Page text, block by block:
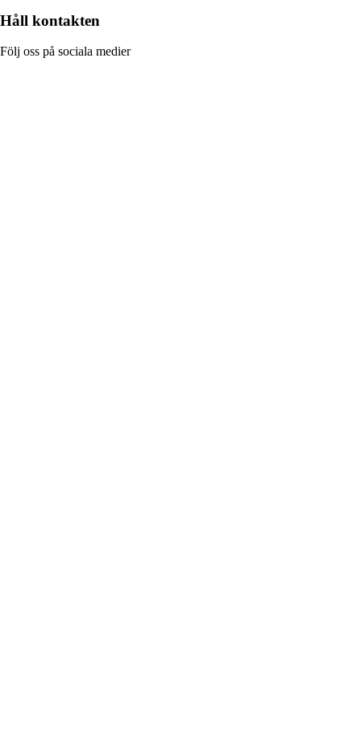
Håll kontakten
Följ oss på sociala medier